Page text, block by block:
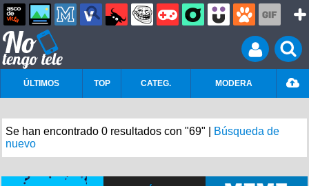
ÚLTIMOS TOP CATEG. MODERA
Se han encontrado 0 resultados con "69" |
Búsqueda de
nuevo